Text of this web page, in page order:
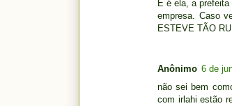
E é ela, a
empresa. Caso
ESTEVE TÃO
Anônimo 6 de
não sei bem
com irlahi estão